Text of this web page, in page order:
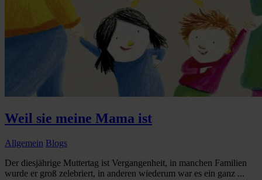
Weil sie meine Mama ist
Allgemein Blogs
Der diesjährige Muttertag ist Vergangenheit, in manchen Familien
wurde er groß zelebriert, in anderen wiederum war es ein ganz ...